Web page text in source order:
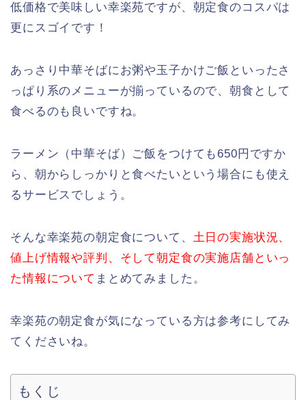
低価格で美味しい幸楽苑ですが、朝定食のコスパは
更にスゴイです！
あっさり中華そばにお粥や玉子かけご飯といったさ
っぱり系のメニューが揃っているので、朝食として
食べるのも良いですね。
ラーメン（中華そば）ご飯をつけても650円ですか
ら、朝からしっかりと食べたいという場合にも使え
るサービスでしょう。
そんな幸楽苑の朝定食について、 土日の実施状況、
値上げ情報や評判、そして朝定食の実施店舗といっ
た情報について まとめてみました。
幸楽苑の朝定食が気になっている方は参考にしてみ
てくださいね。
もくじ